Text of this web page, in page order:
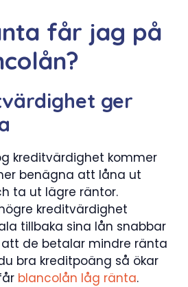
får jag på
ger
kreditvärdighet kommer
benägna att låna ut
ta ut lägre räntor.
kreditvärdighet
tillbaka sina lån snabbar
att de betalar mindre ränta
bra kreditpoäng så ökar
blancolån låg ränta.